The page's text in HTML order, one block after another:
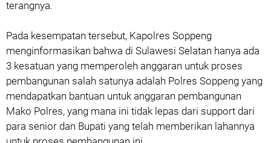
terangnya.
Pada kesempatan tersebut, Kapolres Soppeng
menginformasikan bahwa di Sulawesi Selatan hanya ada
3 kesatuan yang memperoleh anggaran untuk proses
pembangunan salah satunya adalah Polres Soppeng yang
mendapatkan bantuan untuk anggaran pembangunan
Mako Polres, yang mana ini tidak lepas dari support dari
para senior dan Bupati yang telah memberikan lahannya